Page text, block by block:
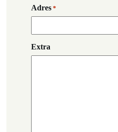
Adres *
Extra